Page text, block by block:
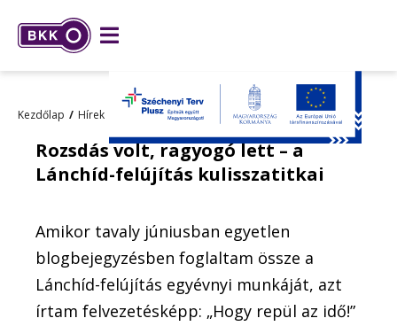
Kezdőlap Hírek BKK blog [archívum]
Rozsdás volt, ragyogó lett – a
Lánchíd-felújítás kulisszatitkai
Amikor tavaly júniusban egyetlen
blogbejegyzésben foglaltam össze a
Lánchíd-felújítás egyévnyi munkáját, azt
írtam felvezetésképp: „Hogy repül az idő!”